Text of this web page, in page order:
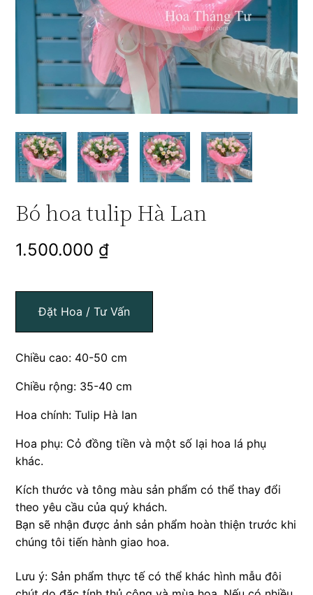
Bó hoa tulip Hà Lan
1.500.000 ₫
Đặt Hoa / Tư Vấn
Chiều cao: 40-50 cm
Chiều rộng: 35-40 cm
Hoa chính: Tulip Hà lan
Hoa phụ: Cỏ đồng tiền và một số lại hoa lá phụ
khác.
Kích thước và tông màu sản phẩm có thể thay đổi
theo yêu cầu của quý khách.
Bạn sẽ nhận được ảnh sản phẩm hoàn thiện trước khi
chúng tôi tiến hành giao hoa.
Lưu ý: Sản phẩm thực tế có thể khác hình mẫu đôi